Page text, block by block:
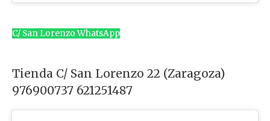
C/ San Lorenzo WhatsApp
Tienda C/ San Lorenzo 22 (Zaragoza)
976900737 621251487